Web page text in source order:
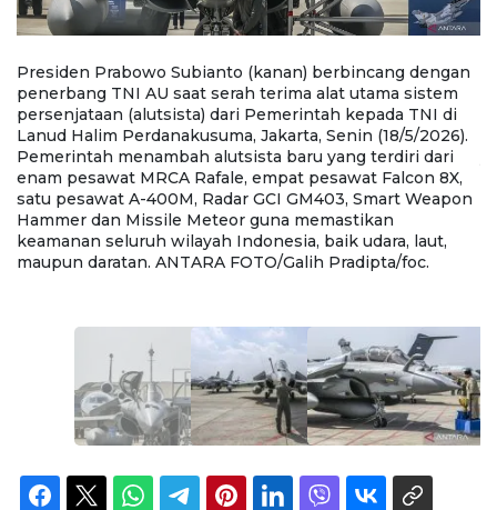
Presiden Prabowo Subianto (kanan) berbincang dengan
penerbang TNI AU saat serah terima alat utama sistem
persenjataan (alutsista) dari Pemerintah kepada TNI di
Lanud Halim Perdanakusuma, Jakarta, Senin (18/5/2026).
Pemerintah menambah alutsista baru yang terdiri dari
enam pesawat MRCA Rafale, empat pesawat Falcon 8X,
satu pesawat A-400M, Radar GCI GM403, Smart Weapon
Hammer dan Missile Meteor guna memastikan
keamanan seluruh wilayah Indonesia, baik udara, laut,
maupun daratan. ANTARA FOTO/Galih Pradipta/foc.